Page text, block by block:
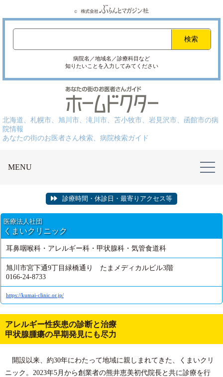
病院名／地域名／診療科目など
知りたいことを入力してみてください
北海道、札幌市、旭川市、滝川市、苫小牧市、岩見沢市、函館市の病
院情報
あなたの街のお医者さん検索、病院検索ガイド
MENU
診療時間・休診日・最寄りアクセス等
医療法人社団
くまいクリニック
耳鼻咽喉科・アレルギー科・甲状腺科・気管食道科
旭川市宮下通9丁目緑橋通り たまメディカルビル3階
0166-24-8733
https://kumai-clinic.or.jp/
アレルギー性疾患の診断と治療
甲状腺腫瘍の早期発見にも尽力
開設以来、約30年にわたって地域に親しまれてきた、くまいクリ
ニック。2023年5月から創業者の熊井恵美初代院長と共に診療を行